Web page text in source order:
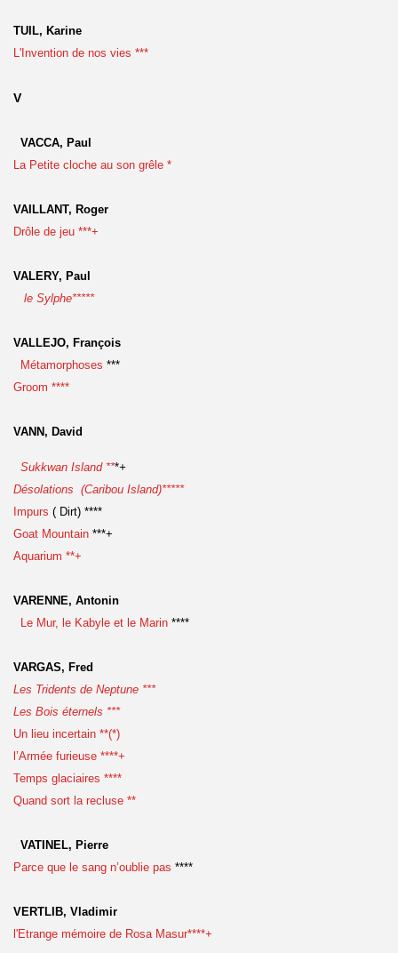
TUIL, Karine
L'Invention de nos vies ***
V
VACCA, Paul
La Petite cloche au son grêle *
VAILLANT, Roger
Drôle de jeu ***+
VALERY, Paul
le Sylphe*****
VALLEJO, François
Métamorphoses ***
Groom ****
VANN, David
Sukkwan Island ***+
Désolations (Caribou Island)*****
Impurs ( Dirt) ****
Goat Mountain ***+
Aquarium **+
VARENNE, Antonin
Le Mur, le Kabyle et le Marin ****
VARGAS, Fred
Les Tridents de Neptune ***
Les Bois éternels ***
Un lieu incertain **(*)
l’Armée furieuse ****+
Temps glaciaires ****
Quand sort la recluse **
VATINEL, Pierre
Parce que le sang n’oublie pas ****
VERTLIB, Vladimir
l'Etrange mémoire de Rosa Masur****+